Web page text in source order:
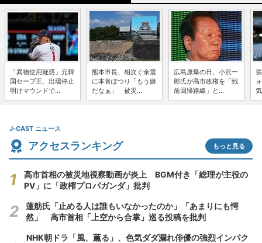
「異物使用疑惑」元韓
国セーブ王、出場停止
明けマウンドで...
熊本市長、相次ぐ余震
に本音ぽつり「もう嫌
だなぁ」 被災...
広島原爆の日、小沢一
郎氏が高市政権を「戦
前回帰路線」と...
J-CAST ニュース
アクセスランキング もっと見る
高市首相の被災地視察動画が炎上 BGM付き「総理が主役の
PV」に「政権プロパガンダ」批判
蓮舫氏「止める人は誰もいなかったのか」「あまりにも愕
然」 高市首相「上空から合掌」巡る投稿を批判
NHK朝ドラ「風、薫る」、色気ダダ漏れ俳優の強烈インパク